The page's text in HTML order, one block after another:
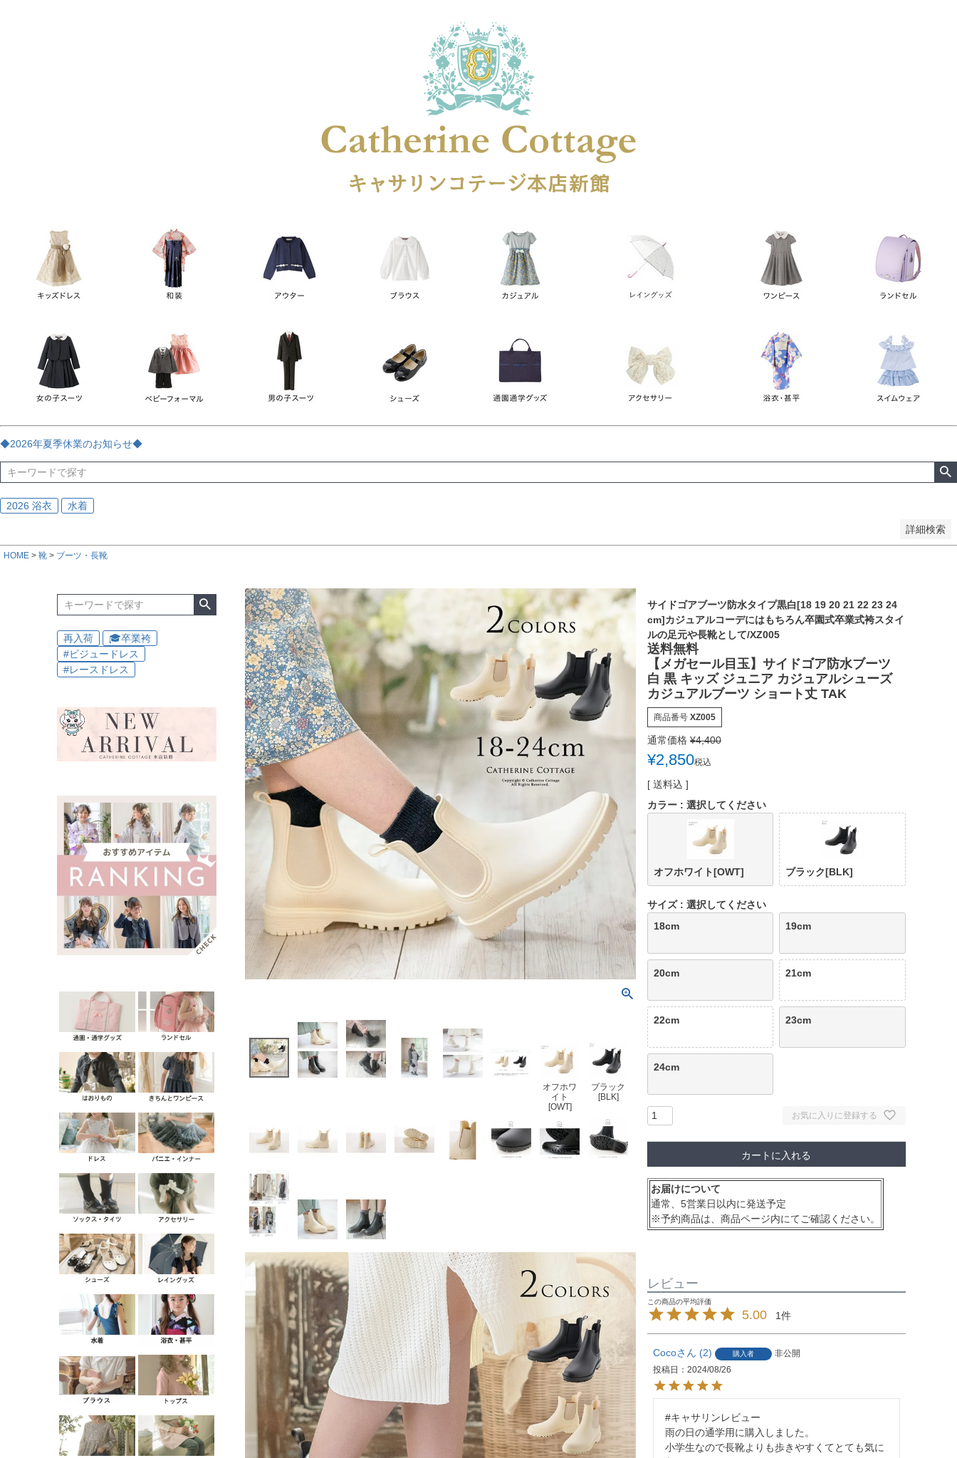
◆2026年夏季休業のお知らせ◆
2026 浴衣 水着
詳細検索
女の子スーツ
男の子スーツ
袖の長さ
ノースリーブ
長袖
サイズ
指定なし
90 95 130 160
165
170
ブラック
ゴールド
在庫なし商品
在庫なし商品を表示しない
商品番号
並び順
新着順
価格が安い順 価格が高い順 優先度順
レビュー順
キーワードヒット順
HOME 靴 ブーツ・長靴
再入荷
🎓卒業袴
#ビジュードレス
#レースドレス
オフホワ
イト
[OWT]
ブラック
[BLK]
サイドゴアブーツ防水タイプ黒白[18 19 20 21 22 23 24
cm]カジュアルコーデにはもちろん卒園式卒業式袴スタイ
ルの足元や長靴として/XZ005
送料無料
【メガセール目玉】サイドゴア防水ブーツ
白 黒 キッズ ジュニア カジュアルシューズ
カジュアルブーツ ショート丈 TAK
商品番号 XZ005
通常価格 ¥4,400
¥2,850税込
送料込
カラー
選択してください
オフホワイト[OWT] ブラック[BLK]
サイズ
選択してください
18cm
19cm
20cm 21cm
22cm 23cm
24cm
お気に入りに登録する
カートに入れる
お届けについて
通常、5営業日以内に発送予定
※予約商品は、商品ページ内にてご確認ください。
レビュー
5.00 1
Coco 2 購入者
非公開
投稿日
2024/08/26
#キャサリンレビュー
雨の日の通学用に購入しました。
小学生なので長靴よりも歩きやすくてとても気に